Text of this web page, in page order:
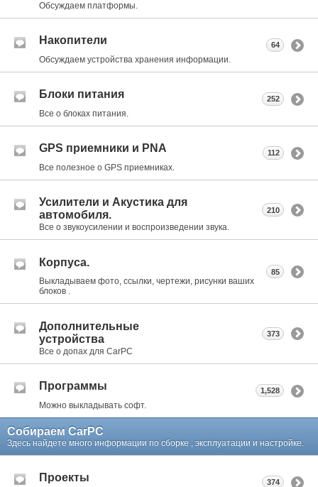
Обсуждаем платформы.
Накопители
Обсуждаем устройства хранения информации.
64
Блоки питания
Все о блоках питания.
252
GPS приемники и PNA
Все полезное о GPS приемниках.
112
Усилители и Акустика для
автомобиля.
Все о звукоусилении и воспроизведении звука.
210
Корпуса.
Выкладываем фото, ссылки, чертежи, рисунки ваших
блоков .
85
Дополнительные
устройства
Все о допах для CarPC
373
Программы
Можно выкладывать софт.
1,528
Собираем CarPC
Здесь найдете много информации по сборке , эксплуатации и настройке.
Проекты 374